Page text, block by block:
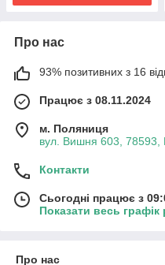
Про нас
93% позитивних з 16
Працює з 08.11.2024
м. Поляниця
вул. Вишня 603, 78593,
Контакти
Сьогодні працює з
Показати весь графік
Про нас